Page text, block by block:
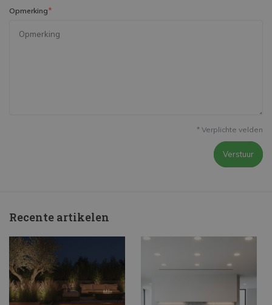
Opmerking*
* Verplichte velden
Verstuur
Recente artikelen